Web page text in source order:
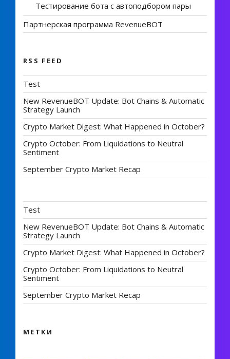
Тестирование бота с автоподбором пары
Партнерская программа RevenueBOT
RSS FEED
Test
New RevenueBOT Update: Bot Chains & Automatic
Strategy Launch
Crypto Market Digest: What Happened in October?
Crypto October: From Liquidations to Neutral
Sentiment
September Crypto Market Recap
Test
New RevenueBOT Update: Bot Chains & Automatic
Strategy Launch
Crypto Market Digest: What Happened in October?
Crypto October: From Liquidations to Neutral
Sentiment
September Crypto Market Recap
МЕТКИ